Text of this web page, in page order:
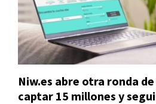
Niw.es abre otra ronda
captar 15 millones y